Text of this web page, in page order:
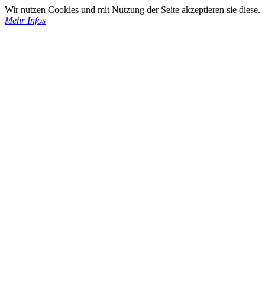
Wir nutzen Cookies und mit Nutzung der Seite akzeptieren sie diese.
Mehr Infos